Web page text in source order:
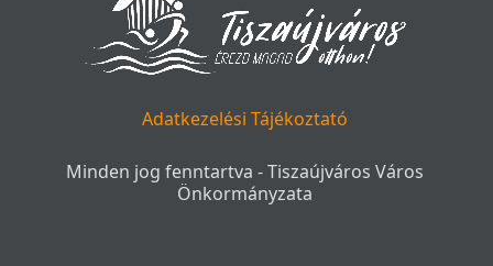
Adatkezelési Tájékoztató
Minden jog fenntartva - Tiszaújváros Város
Önkormányzata